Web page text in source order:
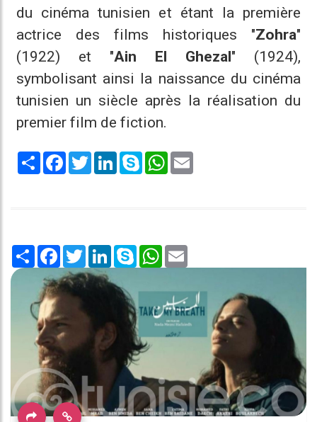
du cinéma tunisien et étant la première
actrice des films historiques "Zohra"
(1922) et "Ain El Ghezal" (1924),
symbolisant ainsi la naissance du cinéma
tunisien un siècle après la réalisation du
premier film de fiction.
Share Facebook
TwitterLinkedInSkype WhatsApp
Share Facebook
TwitterLinkedInSkype WhatsApp